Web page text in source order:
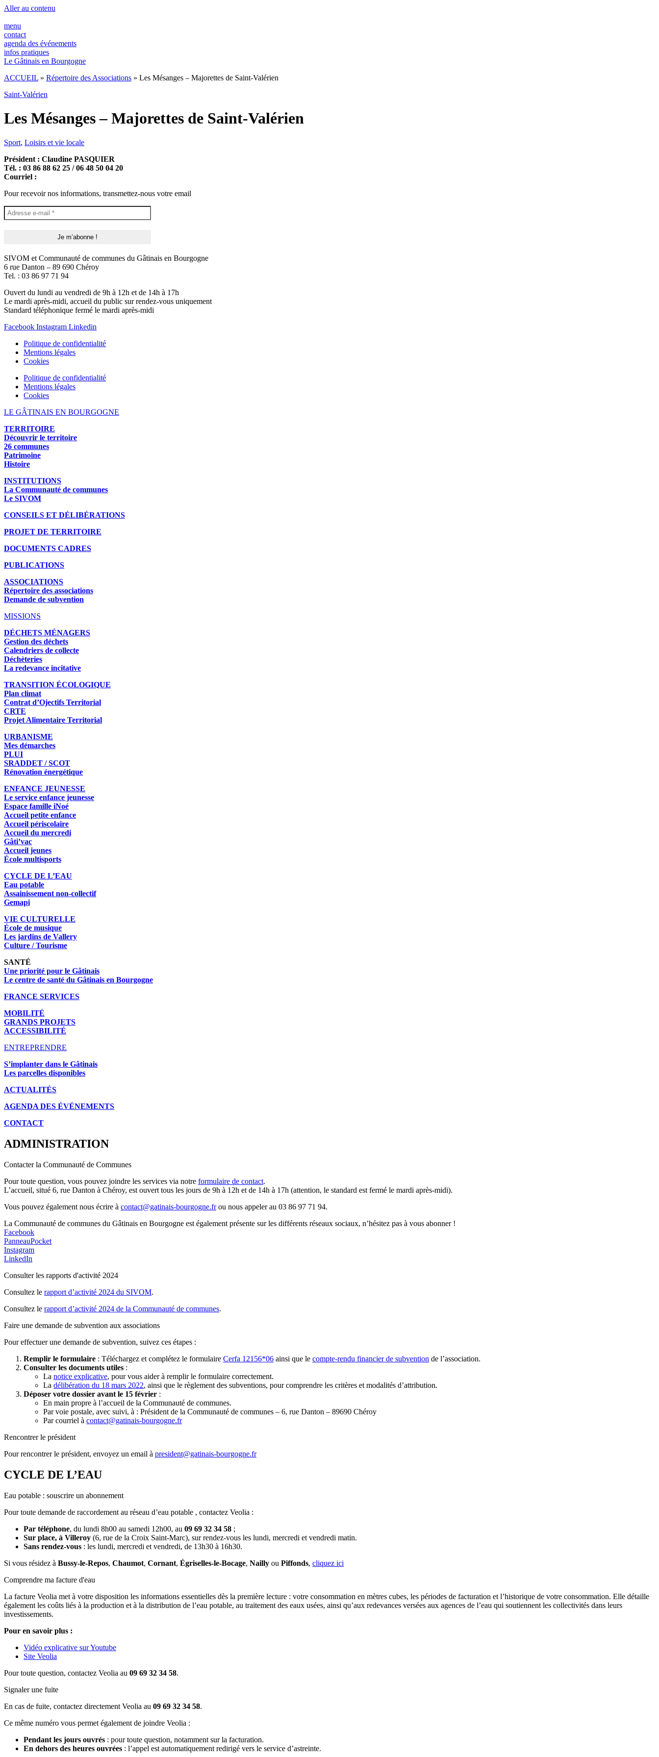
Panneau de gestion des cookies
Aller au contenu
menu
contact
agenda des événements
infos pratiques
Le Gâtinais en Bourgogne
ACCUEIL » Répertoire des Associations » Les Mésanges – Majorettes de Saint-Valérien
Saint-Valérien
Les Mésanges – Majorettes de Saint-Valérien
Sport, Loisirs et vie locale
Président : Claudine PASQUIER
Tél. : 03 86 88 62 25 / 06 48 50 04 20
Courriel :
Pour recevoir nos informations, transmettez-nous votre email
SIVOM et Communauté de communes du Gâtinais en Bourgogne
6 rue Danton – 89 690 Chéroy
Tel. : 03 86 97 71 94
Ouvert du lundi au vendredi de 9h à 12h et de 14h à 17h
Le mardi après-midi, accueil du public sur rendez-vous uniquement
Standard téléphonique fermé le mardi après-midi
Facebook Instagram Linkedin
Politique de confidentialité
Mentions légales
Cookies
Politique de confidentialité
Mentions légales
Cookies
LE GÂTINAIS EN BOURGOGNE
TERRITOIRE
Découvrir le territoire
26 communes
Patrimoine
Histoire
INSTITUTIONS
La Communauté de communes
Le SIVOM
CONSEILS ET DÉLIBÉRATIONS
PROJET DE TERRITOIRE
DOCUMENTS CADRES
PUBLICATIONS
ASSOCIATIONS
Répertoire des associations
Demande de subvention
MISSIONS
DÉCHETS MÉNAGERS
Gestion des déchets
Calendriers de collecte
Déchèteries
La redevance incitative
TRANSITION ÉCOLOGIQUE
Plan climat
Contrat d’Ojectifs Territorial
CRTE
Projet Alimentaire Territorial
URBANISME
Mes démarches
PLUI
SRADDET / SCOT
Rénovation énergétique
ENFANCE JEUNESSE
Le service enfance jeunesse
Espace famille iNoé
Accueil petite enfance
Accueil périscolaire
Accueil du mercredi
Gâti’vac
Accueil jeunes
École multisports
CYCLE DE L’EAU
Eau potable
Assainissement non-collectif
Gemapi
VIE CULTURELLE
École de musique
Les jardins de Vallery
Culture / Tourisme
SANTÉ
Une priorité pour le Gâtinais
Le centre de santé du Gâtinais en Bourgogne
FRANCE SERVICES
MOBILITÉ
GRANDS PROJETS
ACCESSIBILITÉ
ENTREPRENDRE
S’implanter dans le Gâtinais
Les parcelles disponibles
ACTUALITÉS
AGENDA DES ÉVÉNEMENTS
CONTACT
ADMINISTRATION
Contacter la Communauté de Communes
Pour toute question, vous pouvez joindre les services via notre formulaire de contact.
L’accueil, situé 6, rue Danton à Chéroy, est ouvert tous les jours de 9h à 12h et de 14h à 17h (attention, le standard est fermé le mardi après-midi).
Vous pouvez également nous écrire à contact@gatinais-bourgogne.frou nous appeler au 03 86 97 71 94.
La Communauté de communes du Gâtinais en Bourgogne est également présente sur les différents réseaux sociaux, n’hésitez pas à vous abonner !
Facebook
PanneauPocket
Instagram
LinkedIn
Consulter les rapports d'activité 2024
Consultez le rapport d’activité 2024 du SIVOM.
Consultez le rapport d’activité 2024 de la Communauté de communes.
Faire une demande de subvention aux associations
Pour effectuer une demande de subvention, suivez ces étapes :
Remplir le formulaire : Téléchargez et complétez le formulaire Cerfa 12156*06 ainsi que le compte-rendu financier de subvention de l’association.
Consulter les documents utiles :
La notice explicative, pour vous aider à remplir le formulaire correctement.
La délibération du 18 mars 2022, ainsi que le règlement des subventions, pour comprendre les critères et modalités d’attribution.
Déposer votre dossier avant le 15 février :
En main propre à l’accueil de la Communauté de communes.
Par voie postale, avec suivi, à : Président de la Communauté de communes – 6, rue Danton – 89690 Chéroy
Par courriel à contact@gatinais-bourgogne.fr
Rencontrer le président
Pour rencontrer le président, envoyez un email à president@gatinais-bourgogne.fr
CYCLE DE L’EAU
Eau potable : souscrire un abonnement
Pour toute demande de raccordement au réseau d’eau potable , contactez Veolia :
Par téléphone, du lundi 8h00 au samedi 12h00, au 09 69 32 34 58 ;
Sur place, à Villeroy (6, rue de la Croix Saint-Marc), sur rendez-vous les lundi, mercredi et vendredi matin.
Sans rendez-vous : les lundi, mercredi et vendredi, de 13h30 à 16h30.
Si vous résidez à Bussy-le-Repos, Chaumot, Cornant, Égriselles-le-Bocage, Nailly ou Piffonds, cliquez ici
Comprendre ma facture d'eau
La facture Veolia met à votre disposition les informations essentielles dès la première lecture : votre consommation en mètres cubes, les périodes de facturation et l’historique de votre consommation. Elle détaille
également les coûts liés à la production et à la distribution de l’eau potable, au traitement des eaux usées, ainsi qu’aux redevances versées aux agences de l’eau qui soutiennent les collectivités dans leurs
investissements.
Pour en savoir plus :
Vidéo explicative sur Youtube
Site Veolia
Pour toute question, contactez Veolia au 09 69 32 34 58.
Signaler une fuite
En cas de fuite, contactez directement Veolia au 09 69 32 34 58.
Ce même numéro vous permet également de joindre Veolia :
Pendant les jours ouvrés : pour toute question, notamment sur la facturation.
En dehors des heures ouvrées : l’appel est automatiquement redirigé vers le service d’astreinte.